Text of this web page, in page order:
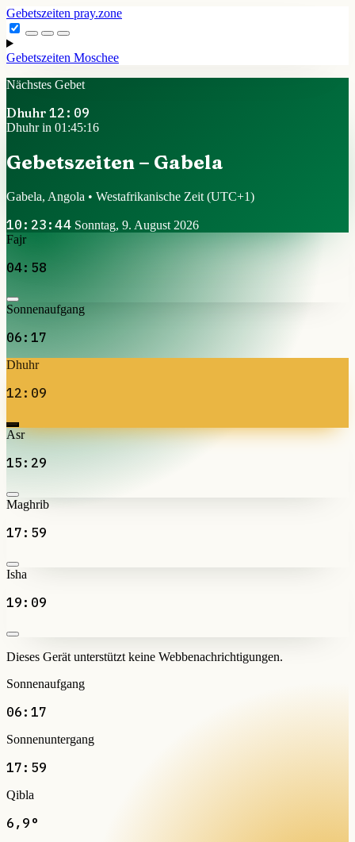
Gebetszeiten pray.zone
Gebetszeiten Moschee
Nächstes Gebet
Dhuhr 12:09
Dhuhr in 01:45:15
Gebetszeiten – Gabela
Gabela, Angola • Westafrikanische Zeit (UTC+1)
10:23:45 Sonntag, 9. August 2026
Fajr
04:58
Sonnenaufgang
06:17
Dhuhr
12:09
Asr
15:29
Maghrib
17:59
Isha
19:09
Dieses Gerät unterstützt keine Webbenachrichtigungen.
Sonnenaufgang
06:17
Sonnenuntergang
17:59
Qibla
6,9°